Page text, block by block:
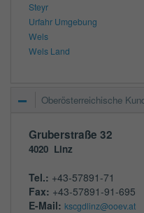
Steyr
Urfahr Umgebung
Wels
Wels Land
Oberösterreichische
Gruberstraße 32
4020 Linz
Tel.: +43-57891-71
Fax: +43-57891-91-695
E-Mail: kscgdlinz@ooev.at